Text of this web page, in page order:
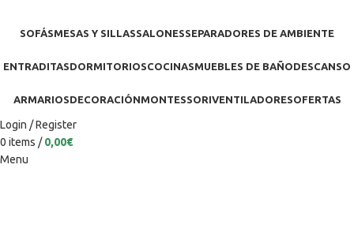
SOFÁSMESAS Y SILLASSALONESSEPARADORES DE AMBIENTE
ENTRADITASDORMITORIOSCOCINASMUEBLES DE BAÑODESCANSO
ARMARIOSDECORACIÓNMONTESSORIVENTILADORESOFERTAS
Login / Register
0 items / 0,00€
Menu